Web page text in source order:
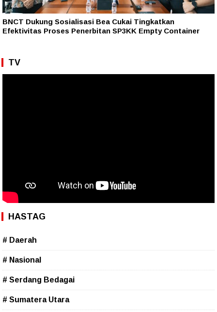
BNCT Dukung Sosialisasi Bea Cukai Tingkatkan
Efektivitas Proses Penerbitan SP3KK Empty Container
TV
HASTAG
# Daerah
# Nasional
# Serdang Bedagai
# Sumatera Utara